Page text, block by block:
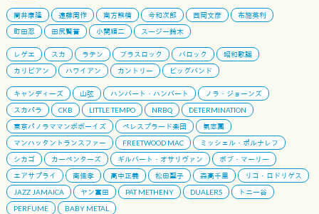
筒井康隆 遠藤周作 南方熊楠 今和次郎 西岡文彦
布施英利
町田忍
田尻賢誉 小関順二 スージー鈴木
レゲエ スカ ラテン ブラスロック バロック
昭和歌謡
カリビアン
ハワイアン カントリー ビッグバンド
キャンディーズ 山弦 ハンバート・ハンバート
ノラ・ジョーンズ
スカパラ
CKB LITTLE TEMPO NRBQ
DETERMINATION
東京パノラママンボボーイズ
ペレスプラード楽団
氣志團
マンハッタントランスファー
FREETWOOD MAC
ミッシェル・ポルナレフ
シカゴ
カーペンターズ ギルバート・オサリヴァン
ボブ・マーリー
エアサプライ
南佳孝 高中正義 松田聖子 森高千里
リコ・ロドリゲス
JAZZ JAMAICA
ヤン富田 PAT METHENY DUALERS
トニー谷
PERFUME
BABY METAL